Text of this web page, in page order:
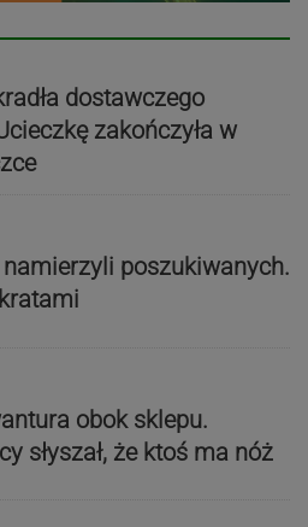
dostawczego
zakończyła w
poszukiwanych.
obok sklepu.
słyszał, że ktoś ma nóż